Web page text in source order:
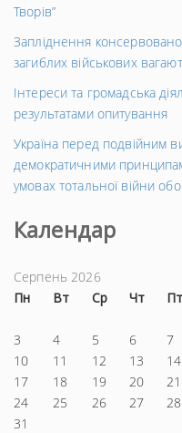
Творів”
Запліднення
загиблих військових
Інтереси та громадська
результатами опитування
Україна перед подвійним
демократичними
умовах тотальної війни
Календар
Серпень 2026
Пн
Вт Ср Чт Пт
3
4 5 6 7
10
11 12 13 14
17
18 19 20 21
24
25 26 27 28
31